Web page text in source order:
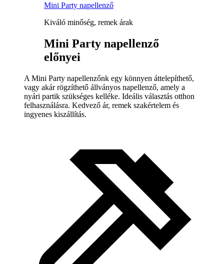
Mini Party napellenző
Kiváló minőség, remek árak
Mini Party napellenző
előnyei
A Mini Party napellenzőnk egy könnyen áttelepíthető,
vagy akár rögzíthető állványos napellenző, amely a
nyári partik szükséges kelléke. Ideális választás otthon
felhasználásra. Kedvező ár, remek szakértelem és
ingyenes kiszállítás.